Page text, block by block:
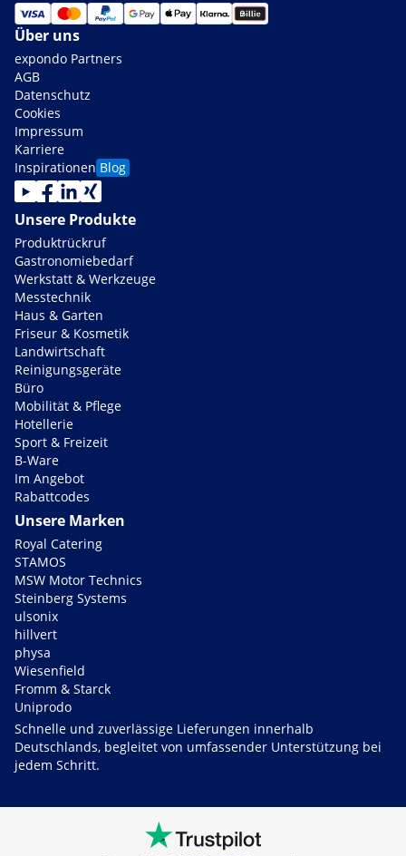
Über uns
expondo Partners
AGB
Datenschutz
Cookies
Impressum
Karriere
Inspirationen Blog
Unsere Produkte
Produktrückruf
Gastronomiebedarf
Werkstatt & Werkzeuge
Messtechnik
Haus & Garten
Friseur & Kosmetik
Landwirtschaft
Reinigungsgeräte
Büro
Mobilität & Pflege
Hotellerie
Sport & Freizeit
B-Ware
Im Angebot
Rabattcodes
Unsere Marken
Royal Catering
STAMOS
MSW Motor Technics
Steinberg Systems
ulsonix
hillvert
physa
Wiesenfield
Fromm & Starck
Uniprodo
Schnelle und zuverlässige Lieferungen innerhalb
Deutschlands, begleitet von umfassender Unterstützung bei
jedem Schritt.